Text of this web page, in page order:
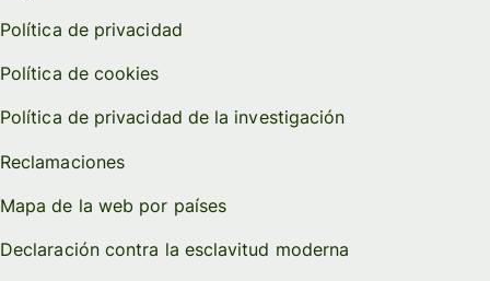
Política de privacidad
Política de cookies
Política de privacidad de la investigación
Reclamaciones
Mapa de la web por países
Declaración contra la esclavitud moderna